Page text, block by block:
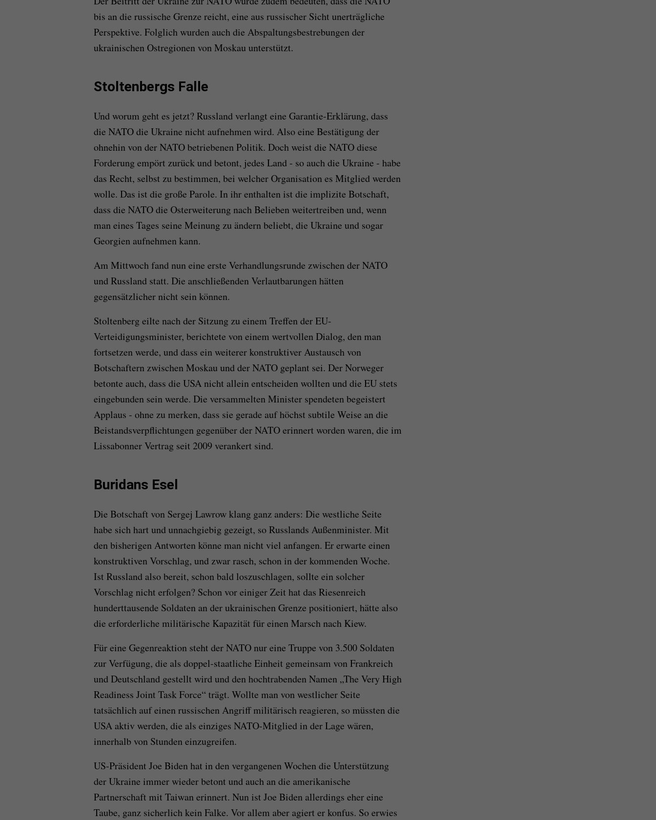
bis an die russische Grenze reicht, eine aus russischer Sicht unerträgliche
Perspektive. Folglich wurden auch die Abspaltungsbestrebungen der
ukrainischen Ostregionen von Moskau unterstützt.
Stoltenbergs Falle
Und worum geht es jetzt? Russland verlangt eine Garantie-Erklärung, dass
die NATO die Ukraine nicht aufnehmen wird. Also eine Bestätigung der
ohnehin von der NATO betriebenen Politik. Doch weist die NATO diese
Forderung empört zurück und betont, jedes Land - so auch die Ukraine - habe
das Recht, selbst zu bestimmen, bei welcher Organisation es Mitglied werden
wolle. Das ist die große Parole. In ihr enthalten ist die implizite Botschaft,
dass die NATO die Osterweiterung nach Belieben weitertreiben und, wenn
man eines Tages seine Meinung zu ändern beliebt, die Ukraine und sogar
Georgien aufnehmen kann.
Am Mittwoch fand nun eine erste Verhandlungsrunde zwischen der NATO
und Russland statt. Die anschließenden Verlautbarungen hätten
gegensätzlicher nicht sein können.
Stoltenberg eilte nach der Sitzung zu einem Treffen der EU-
Verteidigungsminister, berichtete von einem wertvollen Dialog, den man
fortsetzen werde, und dass ein weiterer konstruktiver Austausch von
Botschaftern zwischen Moskau und der NATO geplant sei. Der Norweger
betonte auch, dass die USA nicht allein entscheiden wollten und die EU stets
eingebunden sein werde. Die versammelten Minister spendeten begeistert
Applaus - ohne zu merken, dass sie gerade auf höchst subtile Weise an die
Beistandsverpflichtungen gegenüber der NATO erinnert worden waren, die im
Lissabonner Vertrag seit 2009 verankert sind.
Buridans Esel
Die Botschaft von Sergej Lawrow klang ganz anders: Die westliche Seite
habe sich hart und unnachgiebig gezeigt, so Russlands Außenminister. Mit
den bisherigen Antworten könne man nicht viel anfangen. Er erwarte einen
konstruktiven Vorschlag, und zwar rasch, schon in der kommenden Woche.
Ist Russland also bereit, schon bald loszuschlagen, sollte ein solcher
Vorschlag nicht erfolgen? Schon vor einiger Zeit hat das Riesenreich
hunderttausende Soldaten an der ukrainischen Grenze positioniert, hätte also
die erforderliche militärische Kapazität für einen Marsch nach Kiew.
Für eine Gegenreaktion steht der NATO nur eine Truppe von 3.500 Soldaten
zur Verfügung, die als doppel-staatliche Einheit gemeinsam von Frankreich
und Deutschland gestellt wird und den hochtrabenden Namen „The Very High
Readiness Joint Task Force“ trägt. Wollte man von westlicher Seite
tatsächlich auf einen russischen Angriff militärisch reagieren, so müssten die
USA aktiv werden, die als einziges NATO-Mitglied in der Lage wären,
innerhalb von Stunden einzugreifen.
US-Präsident Joe Biden hat in den vergangenen Wochen die Unterstützung
der Ukraine immer wieder betont und auch an die amerikanische
Partnerschaft mit Taiwan erinnert. Nun ist Joe Biden allerdings eher eine
Taube, ganz sicherlich kein Falke. Vor allem aber agiert er konfus. So erwies